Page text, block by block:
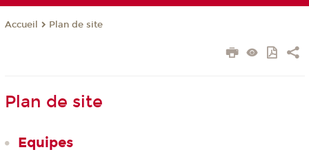
Accueil Plan de site
Plan de site
Equipes